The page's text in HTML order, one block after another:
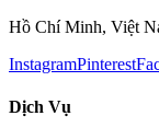
Hồ Chí Minh, Việt
InstagramPinterest
Dịch Vụ